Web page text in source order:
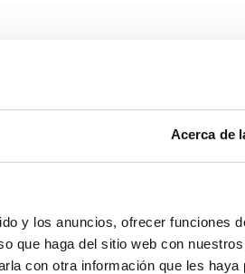
Acerca de
y los anuncios, ofrecer funciones
que haga del sitio web con
con otra información que les haya
de la segmentación.
evitar una inversión infértil puede